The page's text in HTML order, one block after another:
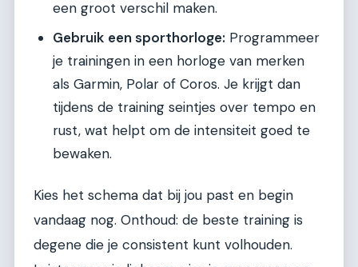
een groot verschil maken.
Gebruik een sporthorloge: Programmeer
je trainingen in een horloge van merken
als Garmin, Polar of Coros. Je krijgt dan
tijdens de training seintjes over tempo en
rust, wat helpt om de intensiteit goed te
bewaken.
Kies het schema dat bij jou past en begin
vandaag nog. Onthoud: de beste training is
degene die je consistent kunt volhouden.